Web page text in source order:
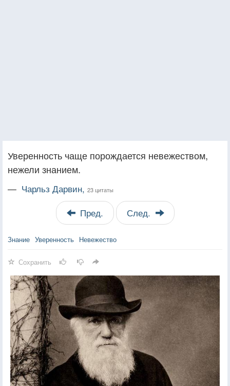
Уверенность чаще порождается невежеством,
нежели знанием.
— Чарльз Дарвин, 23 цитаты
Пред. След.
Знание Уверенность Невежество
Сохранить